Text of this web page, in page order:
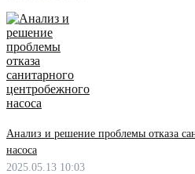
Анализ и решение проблемы отказа
насоса
2025.05.13 10:03